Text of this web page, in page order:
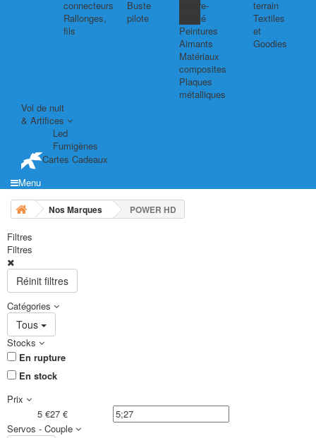
connecteurs
Rallonges,
fils
Buste
pilote
Contre-
plaqué
Peintures
Aimants
Matériaux
composites
Plaques
métalliques
terrain
Textiles
et
Goodies
Vol de nuit
& Artifices
Led
Fumigènes
Cartes Cadeaux
Menu
Nos Marques POWER HD
Filtres
Filtres
Réinit filtres
Catégories
Tous
Stocks
En rupture
En stock
Prix
5 €27 €
Servos - Couple